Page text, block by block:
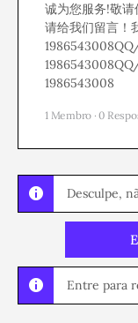
诚为您服务!敬
请给我们留言！
1986543008
1 Membro · 0
Desculpe,
Entre para